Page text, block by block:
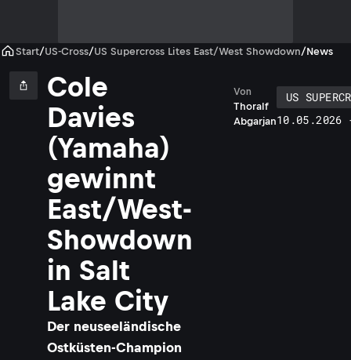
Start/US-Cross/US Supercross Lites East/West Showdown/News
Cole
Davies
(Yamaha)
gewinnt
East/West-
Showdown
in Salt
Lake City
Der neuseeländische
Ostküsten-Champion
Thoralf
Abgarjan
Von
US
10.05.2026